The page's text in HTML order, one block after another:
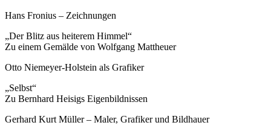
Hans Fronius – Zeichnungen
„Der Blitz aus heiterem Himmel“
Zu einem Gemälde von Wolfgang Mattheuer
Otto Niemeyer-Holstein als Grafiker
„Selbst“
Zu Bernhard Heisigs Eigenbildnissen
Gerhard Kurt Müller – Maler, Grafiker und Bildhauer